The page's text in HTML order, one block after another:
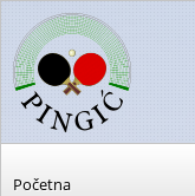
Početna